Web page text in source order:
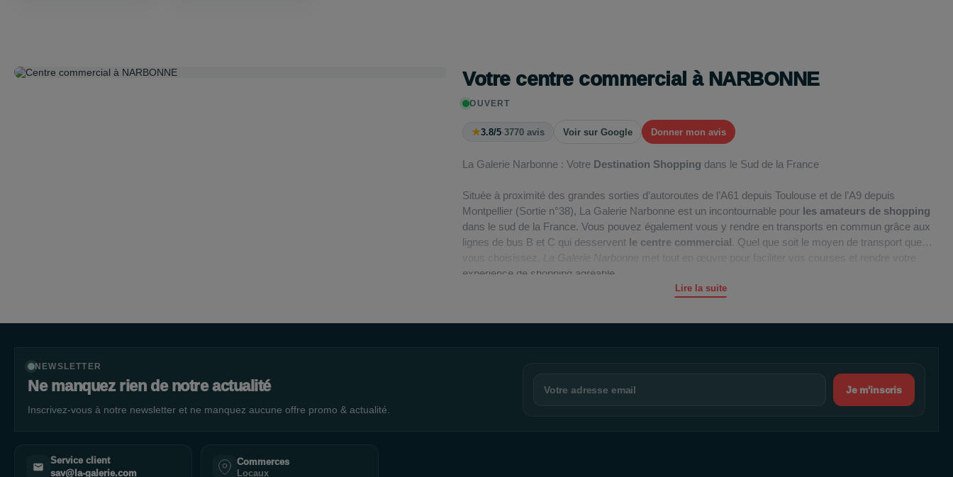
Votre centre commercial à NARBONNE
OUVERT
★3.8/5·3770 avis Voir sur Google Donner mon avis
La Galerie Narbonne : Votre Destination Shopping dans le Sud de la France
Située à proximité des grandes sorties d’autoroutes de l’A61 depuis Toulouse et de l’A9 depuis
Montpellier (Sortie n°38), La Galerie Narbonne est un incontournable pour les amateurs de shopping
dans le sud de la France. Vous pouvez également vous y rendre en transports en commun grâce aux
lignes de bus B et C qui desservent le centre commercial. Quel que soit le moyen de transport que
vous choisissez,
La Galerie Narbonne
met tout en œuvre pour faciliter vos courses et rendre votre
expérience de shopping agréable.
Lire la suite
NEWSLETTER
Ne manquez rien de notre actualité
Inscrivez-vous à notre newsletter et ne manquez aucune offre promo & actualité.
Je m'inscris
Service client
sav@la-galerie.com
Commerces
Locaux